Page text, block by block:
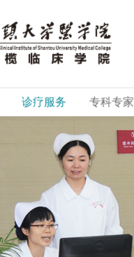
诊疗服务 专科专家